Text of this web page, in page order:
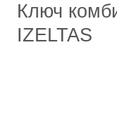
Ключ
IZELTAS